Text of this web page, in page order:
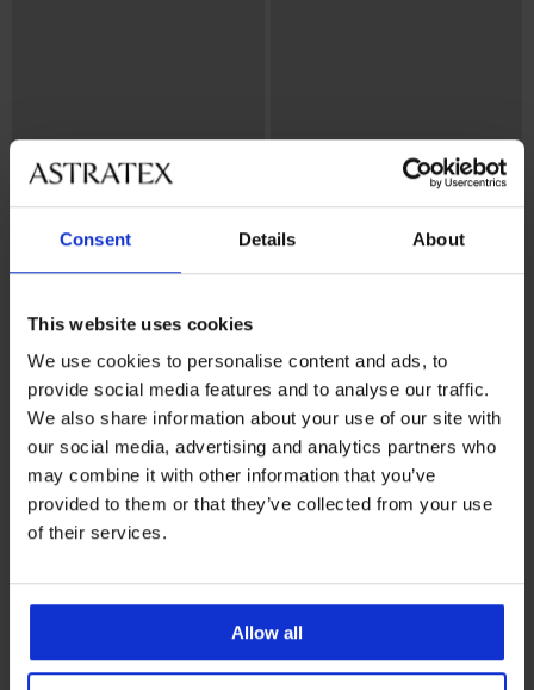
Consent Details About
This website uses cookies
We use cookies to personalise content and ads, to
provide social media features and to analyse our traffic.
We also share information about your use of our site with
our social media, advertising and analytics partners who
may combine it with other information that you’ve
provided to them or that they’ve collected from your use
of their services.
Allow all
4,8
DIVA by IVA bélés nélküli
melltartó
18 190 Ft
Spacer Flexicup Dotted Mesh II
melltartó
18 190 Ft